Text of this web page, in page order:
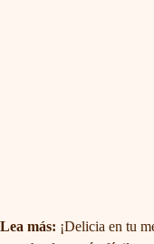
Lea más: ¡Delicia en tu